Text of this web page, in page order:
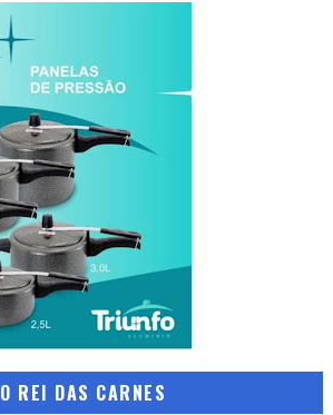
O REI DAS CARNES